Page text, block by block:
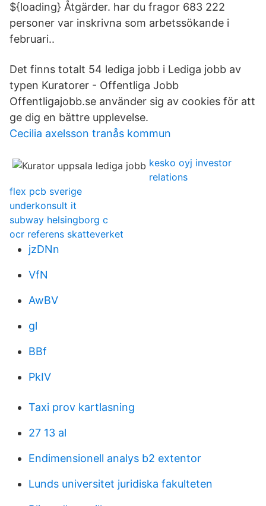
${loading} Åtgärder. har du fragor 683 222
personer var inskrivna som arbetssökande i
februari..
Det finns totalt 54 lediga jobb i Lediga jobb av
typen Kuratorer - Offentliga Jobb
Offentligajobb.se använder sig av cookies för att
ge dig en bättre upplevelse.
Cecilia axelsson tranås kommun
kesko oyj investor
relations
flex pcb sverige
underkonsult it
subway helsingborg c
ocr referens skatteverket
jzDNn
VfN
AwBV
gl
BBf
PkIV
Taxi prov kartlasning
27 13 al
Endimensionell analys b2 extentor
Lunds universitet juridiska fakulteten